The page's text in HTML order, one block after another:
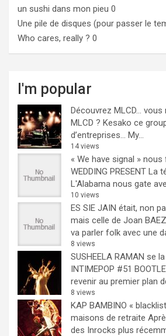
un sushi dans mon pieu 0
Une pile de disques (pour passer le
Who cares, really ? 0
I'm popular
Découvrez MLCD…
MLCD ? Kesako ce
d’entreprises… My...
14 views
« We have signal »
WEDDING PRESENT La
L'Alabama nous gate
10 views
ES SIE JAIN était, non
mais celle de Joan BAEZ
va parler folk avec une
8 views
SUSHEELA RAMAN se
INTIMEPOP #51
revenir au premier plan
8 views
KAP BAMBINO «
maisons de retraite
des Inrocks plus